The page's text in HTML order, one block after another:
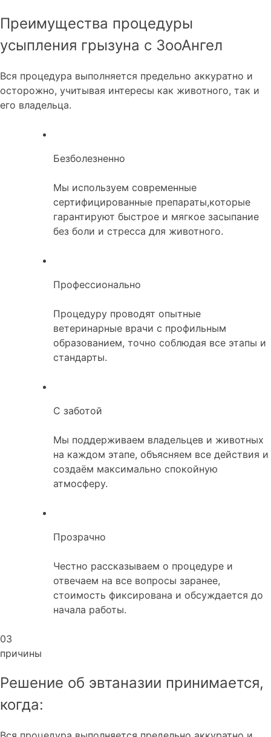
Преимущества процедуры
усыпления грызуна с ЗооАнгел
Вся процедура выполняется предельно аккуратно и
осторожно, учитывая интересы как животного, так и
его владельца.
Безболезненно
Мы используем современные
сертифицированные препараты,которые
гарантируют быстрое и мягкое засыпание
без боли и стресса для животного.
Профессионально
Процедуру проводят опытные
ветеринарные врачи с профильным
образованием, точно соблюдая все этапы и
стандарты.
С заботой
Мы поддерживаем владельцев и животных
на каждом этапе, объясняем все действия и
создаём максимально спокойную
атмосферу.
Прозрачно
Честно рассказываем о процедуре и
отвечаем на все вопросы заранее,
стоимость фиксирована и обсуждается до
начала работы.
03
причины
Решение об эвтаназии принимается,
когда: